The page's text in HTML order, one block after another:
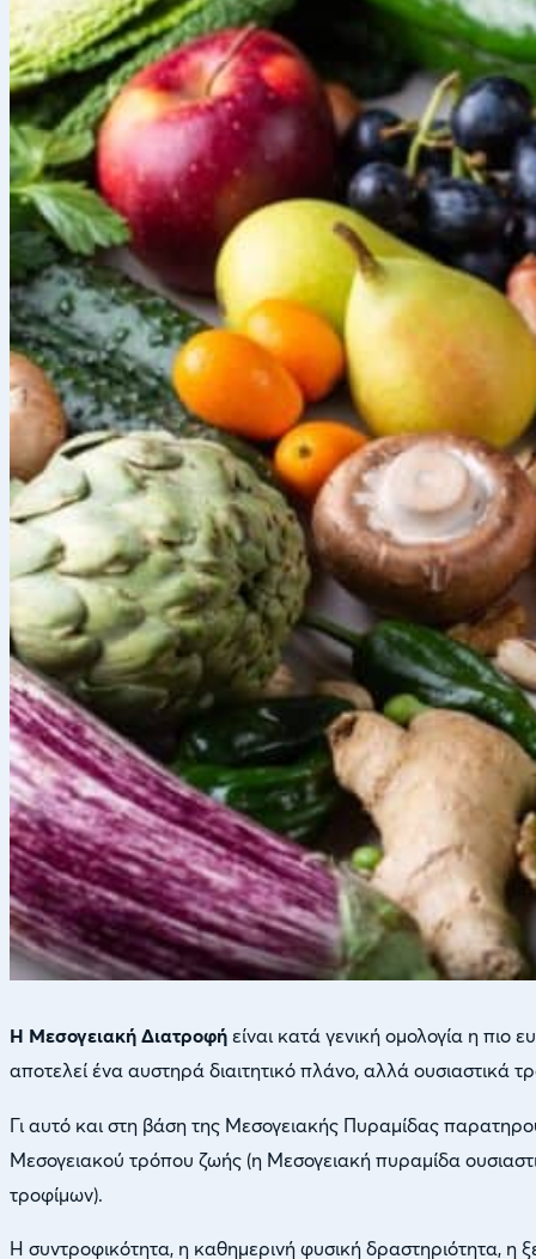
Η Μεσογειακή Διατροφή είναι κατά γενική ομολογία η πιο
αποτελεί ένα αυστηρά διαιτητικό πλάνο, αλλά ουσιαστικά
Γι αυτό και στη βάση της Μεσογειακής Πυραμίδας
Μεσογειακού τρόπου ζωής (η Μεσογειακή πυραμίδα
τροφίμων).
Η συντροφικότητα, η καθημερινή φυσική δραστηριότητα,